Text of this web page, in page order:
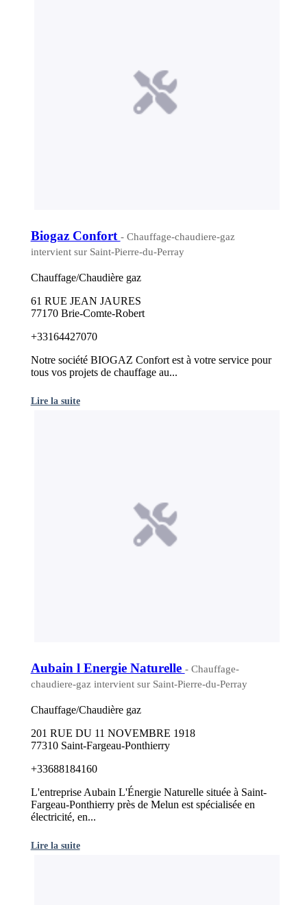
Biogaz Confort - Chauffage-chaudiere-gaz
intervient sur Saint-Pierre-du-Perray
Chauffage/Chaudière gaz
61 RUE JEAN JAURES
77170 Brie-Comte-Robert
+33164427070
Notre société BIOGAZ Confort est à votre service pour
tous vos projets de chauffage au...
Lire la suite
Aubain l Energie Naturelle - Chauffage-
chaudiere-gaz intervient sur Saint-Pierre-du-Perray
Chauffage/Chaudière gaz
201 RUE DU 11 NOVEMBRE 1918
77310 Saint-Fargeau-Ponthierry
+33688184160
L'entreprise Aubain L'Énergie Naturelle située à Saint-
Fargeau-Ponthierry près de Melun est spécialisée en
électricité, en...
Lire la suite